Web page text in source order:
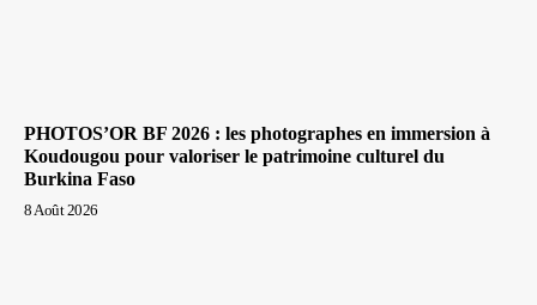
PHOTOS’OR BF 2026 : les photographes en immersion à
Koudougou pour valoriser le patrimoine culturel du
Burkina Faso
8 Août 2026